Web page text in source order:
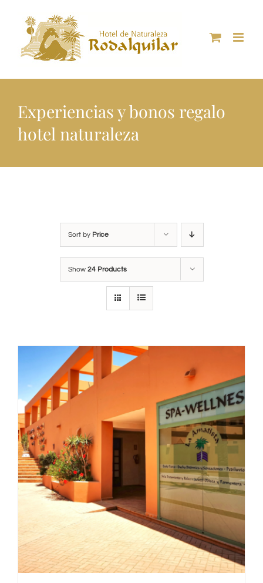
content
Experiencias y bonos regalo
hotel naturaleza
Sort by Price
Show 24 Products